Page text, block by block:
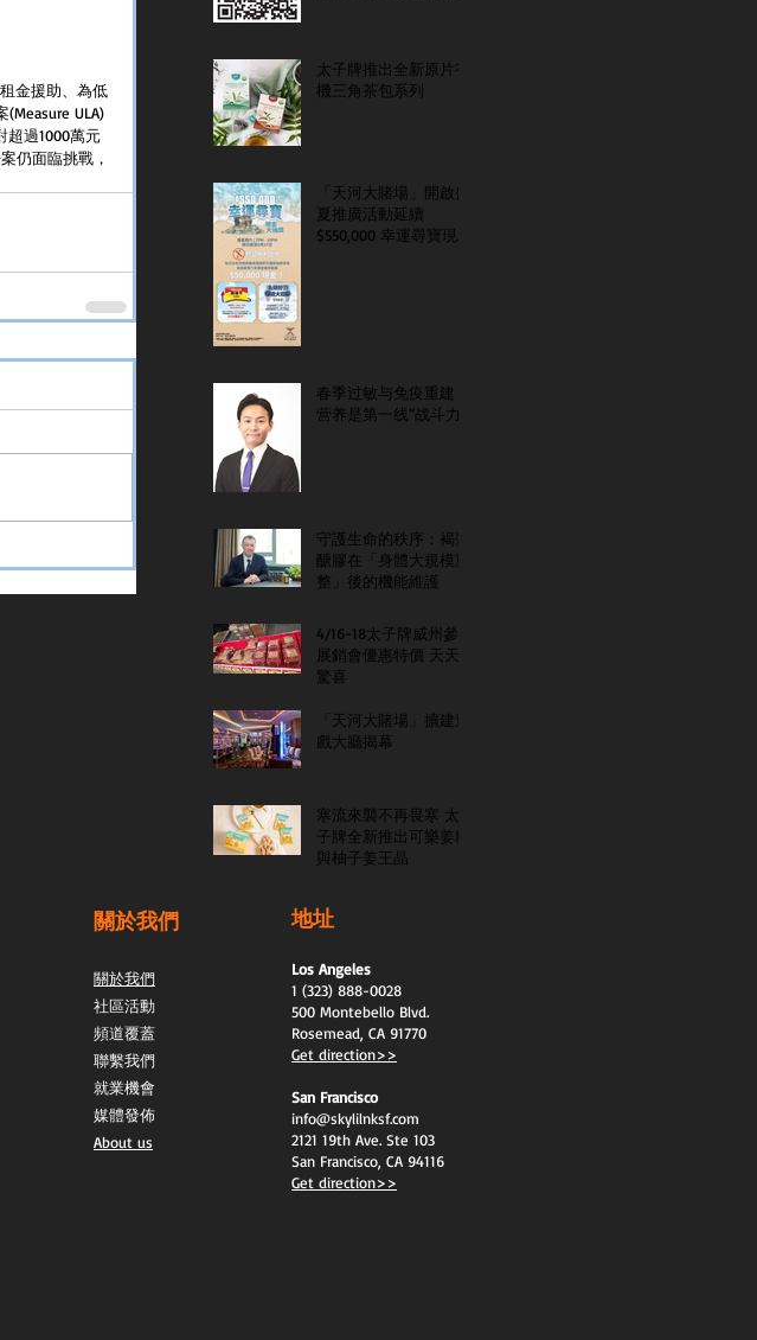
金援助、為低
ULA)
超過1000萬元
仍面臨挑戰，
太子牌推出全新原片有
機三角茶包系列
「天河大賭場」開啟盛
夏推廣活動延續
$550,000 幸運尋寶現金
春季过敏与免疫重建：
营养是第一线“战斗力”
守護生命的秩序：褐藻
醣膠在「身體大規模重
整」後的機能維護
4/16-18太子牌威州參
展銷會優惠特價 天天
驚喜
「天河大賭場」擴建遊
戲大廳揭幕
寒流來襲不再畏寒 太
子牌全新推出可樂姜糖
與柚子姜王晶
關於我們
關於我們
社區活動
頻道覆蓋
聯繫我們
就業機會
媒體發佈
About us
地址
Los Angeles
1 (323) 888-0028
500 Montebello Blvd.
Rosemead, CA 91770
Get direction>>
San Francisco
info@skylilnksf.com
2121 19th Ave. Ste 103
San Francisco, CA 94116
Get direction>>